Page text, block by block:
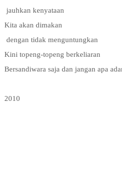
jauhkan kenyataan
Kita akan dimakan
dengan tidak menguntungkan
Kini topeng-topeng berkeliaran
Bersandiwara saja dan jangan apa
2010